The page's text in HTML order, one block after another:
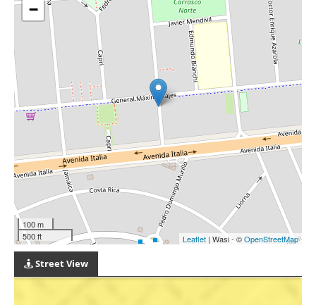
−
100 m
500 ft
Leaflet | Wasi - ©OpenStreetMap
Street View